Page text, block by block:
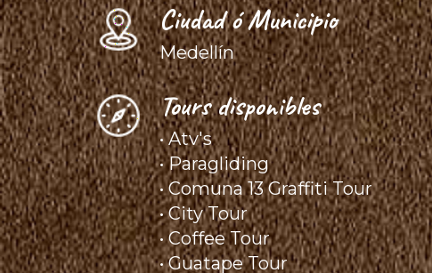
Ciudad ó Municipio
Medellín
Tours disponibles
• Atv's
• Paragliding
• Comuna 13 Graffiti Tour
• City Tour
• Coffee Tour
• Guatape Tour